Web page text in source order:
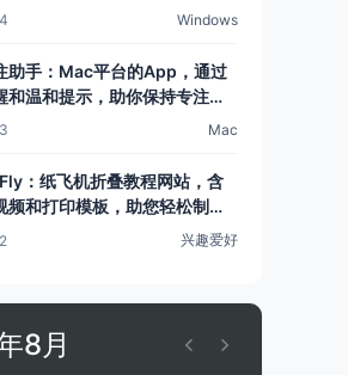
Office安装更简单，支持多种
Windows
助手：Mac平台的App，通过
和温和提示，助你保持专注，
Mac
Fly：纸飞机折叠教程网站，含
频和打印模板，助您轻松制作
兴趣爱好
8月